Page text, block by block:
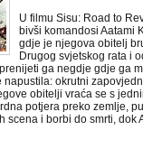
U filmu Sisu: Road to
bivši komandosi Aatami
gdje je njegova obitelj
Drugog svjetskog rata i
ga negdje gdje ga
napustila: okrutni
obitelji vraća se s
potjera preko zemlje,
scena i borbi do smrti, dok